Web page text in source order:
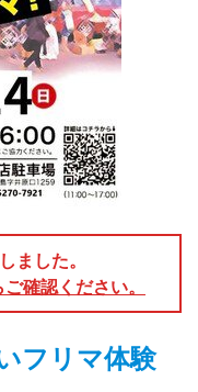
ました。
確認ください。
フリマ体験